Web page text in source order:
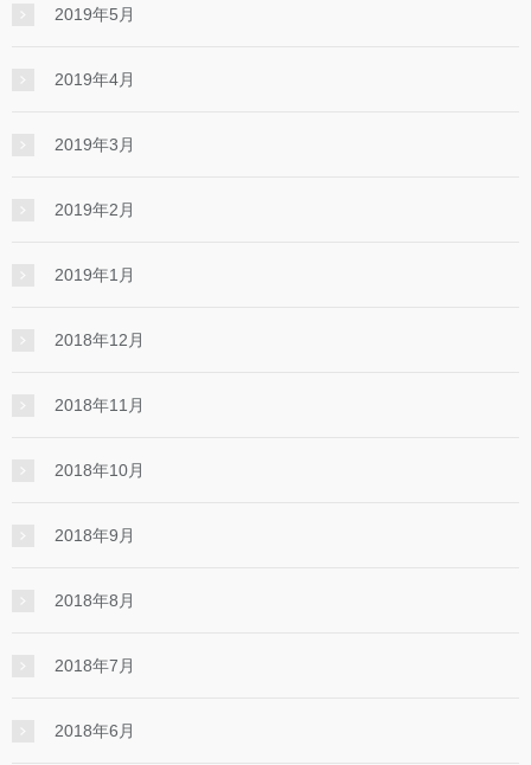
2019年5月
2019年4月
2019年3月
2019年2月
2019年1月
2018年12月
2018年11月
2018年10月
2018年9月
2018年8月
2018年7月
2018年6月